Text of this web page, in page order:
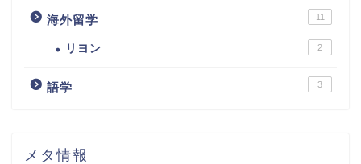
海外留学 11
リヨン 2
語学 3
メタ情報